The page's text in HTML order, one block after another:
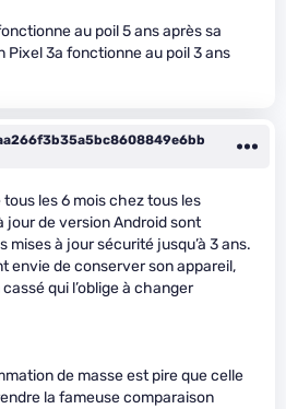
au poil 5 ans après sa
Pixel 3a fonctionne au poil 3 ans
les 6 mois chez tous les
jour de version Android sont
mises à jour sécurité jusqu’à 3 ans.
envie de conserver son appareil,
qui l’oblige à changer
de masse est pire que celle
la fameuse comparaison